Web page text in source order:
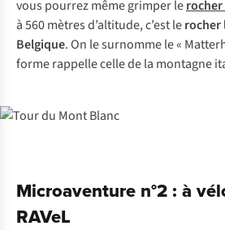
vous pourrez même grimper le
à 560 mètres d’altitude, c’est lerocher
Belgique. On le surnomme le «
forme rappelle celle de la montagne
Microaventure n°2 : à
RAVeL